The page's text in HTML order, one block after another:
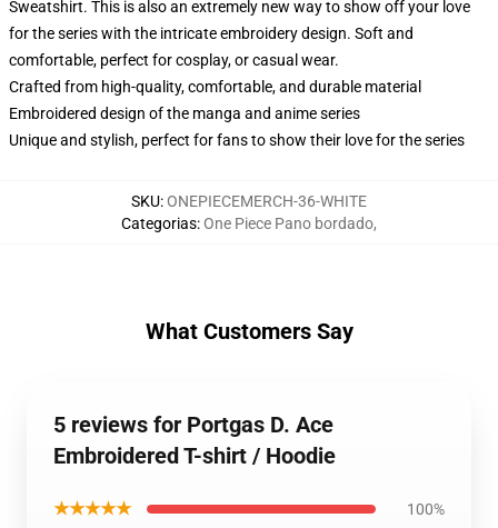
Sweatshirt. This is also an extremely new way to show off your love
for the series with the intricate embroidery design. Soft and
comfortable, perfect for cosplay, or casual wear.
Crafted from high-quality, comfortable, and durable material
Embroidered design of the manga and anime series
Unique and stylish, perfect for fans to show their love for the series
SKU:ONEPIECEMERCH-36-WHITE
Categorias:One Piece Pano bordado,
What Customers Say
5 reviews for Portgas D. Ace
Embroidered T-shirt / Hoodie
★★★★★ 100%